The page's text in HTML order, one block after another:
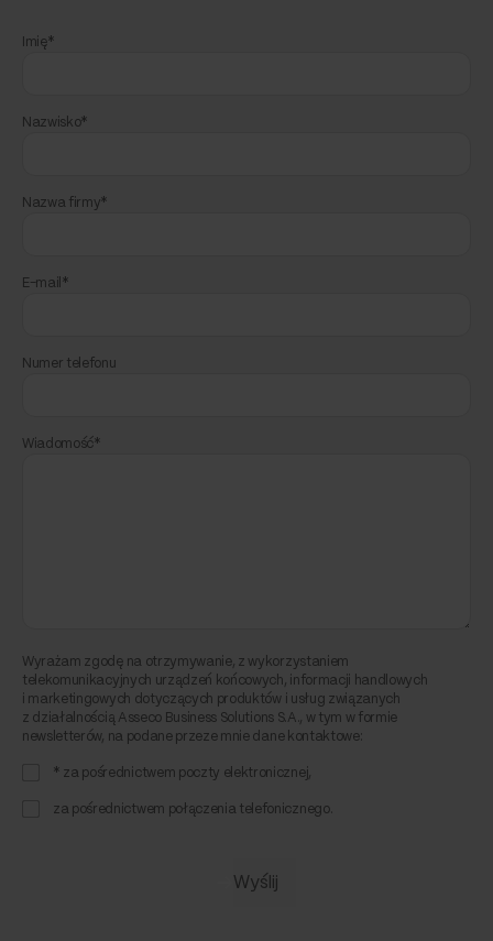
Imię*
Nazwisko*
Nazwa firmy*
E-mail*
Numer telefonu
Wiadomość*
Wyrażam zgodę na otrzymywanie, z wykorzystaniem
telekomunikacyjnych urządzeń końcowych, informacji handlowych
i marketingowych dotyczących produktów i usług związanych
z działalnością Asseco Business Solutions S.A., w tym w formie
newsletterów, na podane przeze mnie dane kontaktowe:
* za pośrednictwem poczty elektronicznej,
za pośrednictwem połączenia telefonicznego.